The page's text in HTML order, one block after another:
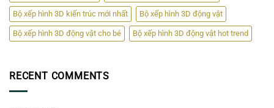
Bộ xếp hình 3D kiến trúc mới nhất Bộ xếp hình 3D động vật
Bộ xếp hình 3D động vật cho bé Bộ xếp hình 3D động vật hot trend
RECENT COMMENTS